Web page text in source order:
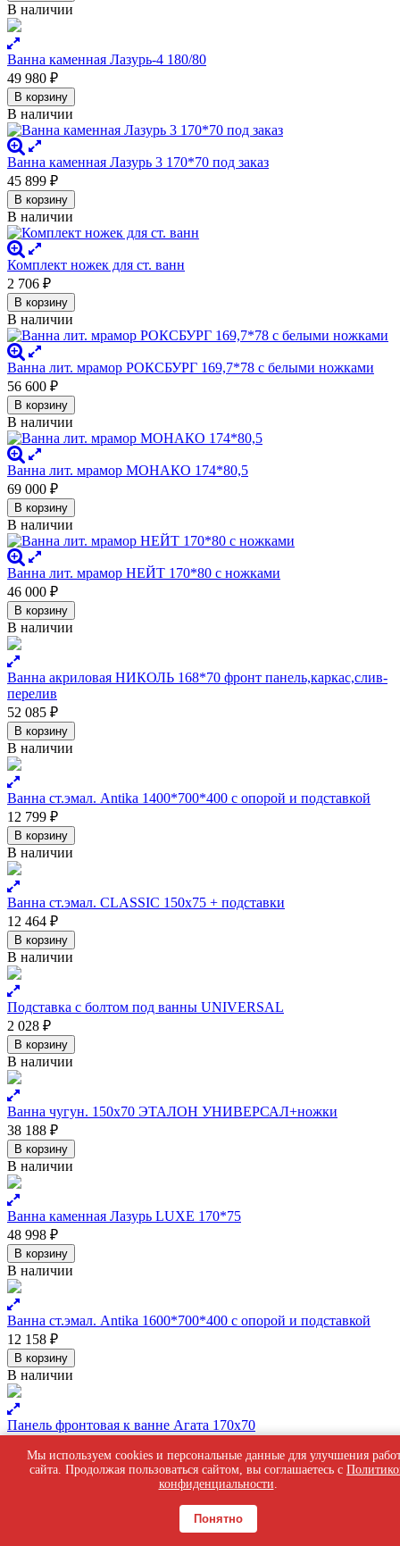
В наличии
Ванна каменная Лазурь-4 180/80
49 980 ₽
В корзину
В наличии
Ванна каменная Лазурь 3 170*70 под заказ
45 899 ₽
В корзину
В наличии
Комплект ножек для ст. ванн
2 706 ₽
В корзину
В наличии
Ванна лит. мрамор РОКСБУРГ 169,7*78 с белыми ножками
56 600 ₽
В корзину
В наличии
Ванна лит. мрамор МОНАКО 174*80,5
69 000 ₽
В корзину
В наличии
Ванна лит. мрамор НЕЙТ 170*80 с ножками
46 000 ₽
В корзину
В наличии
Ванна акриловая НИКОЛЬ 168*70 фронт панель,каркас,слив-
перелив
52 085 ₽
В корзину
В наличии
Ванна ст.эмал. Antika 1400*700*400 с опорой и подставкой
12 799 ₽
В корзину
В наличии
Ванна ст.эмал. CLASSIC 150х75 + подставки
12 464 ₽
В корзину
В наличии
Подставка с болтом под ванны UNIVERSAL
2 028 ₽
В корзину
В наличии
Ванна чугун. 150х70 ЭТАЛОН УНИВЕРСАЛ+ножки
38 188 ₽
В корзину
В наличии
Ванна каменная Лазурь LUXE 170*75
48 998 ₽
В корзину
В наличии
Ванна ст.эмал. Antika 1600*700*400 с опорой и подставкой
12 158 ₽
В корзину
В наличии
Панель фронтовая к ванне Агата 170х70
В корзину
Ванна чугун. 150х70 ОПТИМА+ ножки
Мы используем cookies и персональные данные для улучшения
сайта. Продолжая пользоваться сайтом, вы соглашаетесь с
конфиденциальности.
Понятно